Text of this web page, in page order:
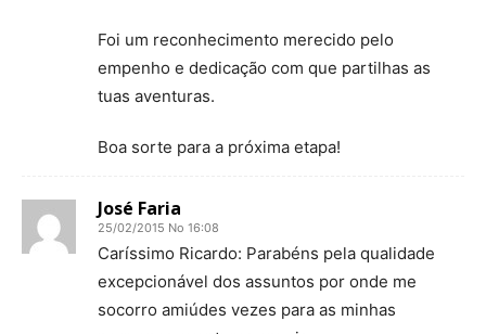
Foi um reconhecimento merecido pelo
empenho e dedicação com que partilhas as
tuas aventuras.
Boa sorte para a próxima etapa!
José Faria
25/02/2015 No 16:08
Caríssimo Ricardo: Parabéns pela qualidade
excepcionável dos assuntos por onde me
socorro amiúdes vezes para as minhas